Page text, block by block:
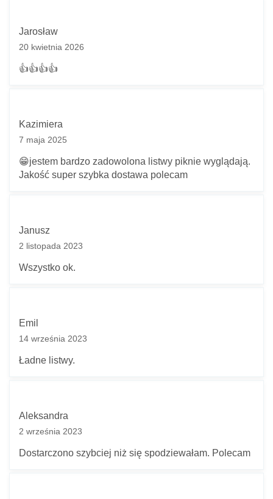
Jarosław
20 kwietnia 2026
👍️👍️👍️👍️
Kazimiera
7 maja 2025
😁jestem bardzo zadowolona listwy piknie wyglądają.
Jakość super szybka dostawa polecam
Janusz
2 listopada 2023
Wszystko ok.
Emil
14 września 2023
Ładne listwy.
Aleksandra
2 września 2023
Dostarczono szybciej niż się spodziewałam. Polecam
* Pola wymagane
Odpowiedź wyślemy na podany adres e-mail.